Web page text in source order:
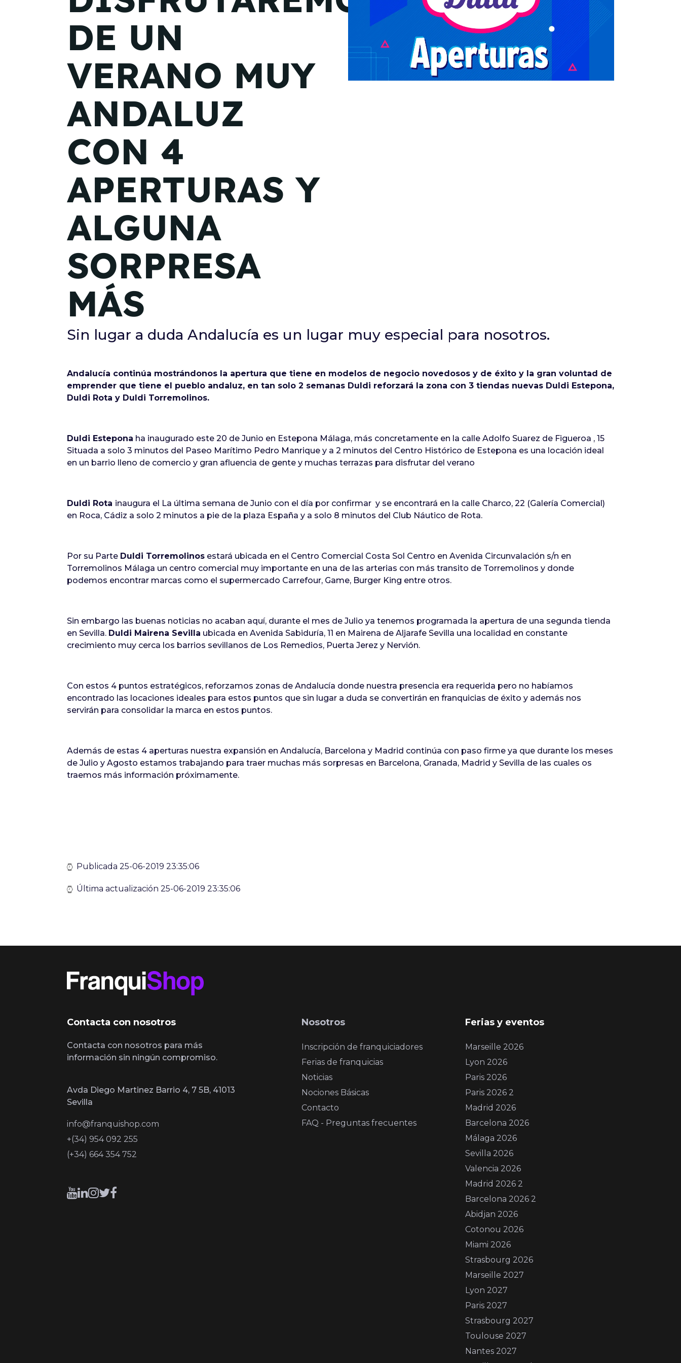
de junio
de octubre
DE UN
VERANO MUY
ANDALUZ
CON 4
APERTURAS Y
ALGUNA
SORPRESA
MÁS
Sin lugar a duda Andalucía es un lugar muy especial para nosotros.
Andalucía continúa mostrándonos la apertura que tiene en modelos de negocio novedosos y de éxito y la gran voluntad de
emprender que tiene el pueblo andaluz, en tan solo 2 semanas Duldi reforzará la zona con 3 tiendas nuevas Duldi Estepona,
Duldi Rota y Duldi Torremolinos.
Duldi Estepona ha inaugurado este 20 de Junio en Estepona Málaga, más concretamente en la calle Adolfo Suarez de Figueroa , 15
Situada a solo 3 minutos del Paseo Marítimo Pedro Manrique y a 2 minutos del Centro Histórico de Estepona es una locación ideal
en un barrio lleno de comercio y gran afluencia de gente y muchas terrazas para disfrutar del verano
Duldi Rota inaugura el La última semana de Junio con el día por confirmar y se encontrará en la calle Charco, 22 (Galería Comercial)
en Roca, Cádiz a solo 2 minutos a pie de la plaza España y a solo 8 minutos del Club Náutico de Rota.
Por su Parte Duldi Torremolinos estará ubicada en el Centro Comercial Costa Sol Centro en Avenida Circunvalación s/n en
Torremolinos Málaga un centro comercial muy importante en una de las arterias con más transito de Torremolinos y donde
podemos encontrar marcas como el supermercado Carrefour, Game, Burger King entre otros.
Sin embargo las buenas noticias no acaban aquí, durante el mes de Julio ya tenemos programada la apertura de una segunda tienda
en Sevilla. Duldi Mairena Sevilla ubicada en Avenida Sabiduría, 11 en Mairena de Aljarafe Sevilla una localidad en constante
crecimiento muy cerca los barrios sevillanos de Los Remedios, Puerta Jerez y Nervión.
Con estos 4 puntos estratégicos, reforzamos zonas de Andalucía donde nuestra presencia era requerida pero no habíamos
encontrado las locaciones ideales para estos puntos que sin lugar a duda se convertirán en franquicias de éxito y además nos
servirán para consolidar la marca en estos puntos.
Además de estas 4 aperturas nuestra expansión en Andalucía, Barcelona y Madrid continúa con paso firme ya que durante los meses
de Julio y Agosto estamos trabajando para traer muchas más sorpresas en Barcelona, Granada, Madrid y Sevilla de las cuales os
traemos más información próximamente.
Publicada 25-06-2019 23:35:06
Última actualización 25-06-2019 23:35:06
Contacta con nosotros
Contacta con nosotros para más
información sin ningún compromiso.
Avda Diego Martinez Barrio 4, 7 5B, 41013
Sevilla
info@franquishop.com
+(34) 954 092 255
(+34) 664 354 752
Nosotros
Inscripción de franquiciadores
Ferias de franquicias
Noticias
Nociones Básicas
Contacto
FAQ - Preguntas frecuentes
Ferias y eventos
Marseille 2026
Lyon 2026
Paris 2026
Paris 2026 2
Madrid 2026
Barcelona 2026
Málaga 2026
Sevilla 2026
Valencia 2026
Madrid 2026 2
Barcelona 2026 2
Abidjan 2026
Cotonou 2026
Miami 2026
Strasbourg 2026
Marseille 2027
Lyon 2027
Paris 2027
Strasbourg 2027
Toulouse 2027
Nantes 2027